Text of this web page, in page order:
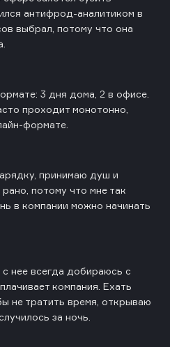
антифрод-аналитиком в
выбрал, потому что она
3 дня дома, 2 в офисе.
проходит монотонно,
формате.
принимаю душ и
потому что мне так
в компании можно начинать
нее всегда добираюсь с
компания. Ехать
не тратить время, открываю
за ночь.